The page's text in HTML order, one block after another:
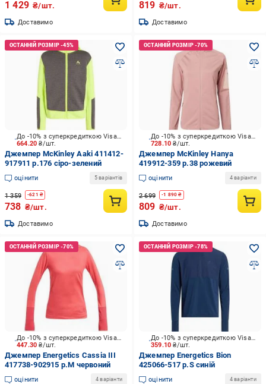
1 429 ₴/шт.
Доставимо
819 ₴/шт.
Доставимо
664.20₴/шт.
До -10% з суперкредиткою Visa Вигода
Джемпер McKinley Aaki 411412-
917911 р.176 сіро-зелений
оцінити 5 варіантів
1 359 -621 ₴
738 ₴/шт.
Доставимо
728.10₴/шт.
До -10% з суперкредиткою Visa Вигода
Джемпер McKinley Hanya
419912-359 р.38 рожевий
оцінити 4 варіанти
2 699 -1 890 ₴
809 ₴/шт.
Доставимо
447.30₴/шт.
До -10% з суперкредиткою Visa Вигода
Джемпер Energetics Cassia III
417738-902915 р.M червоний
оцінити 4 варіанти
359.10₴/шт.
До -10% з суперкредиткою Visa Вигода
Джемпер Energetics Bion
425066-517 р.S синій
оцінити 4 варіанти